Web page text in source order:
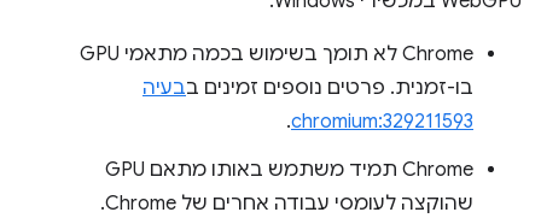
‫Chrome לא תומך בשימוש בכמה מתאמי GPU
בו-זמנית. פרטים נוספים זמינים בבעיה
chromium:329211593
.
‫Chrome תמיד משתמש באותו מתאם GPU
שהוקצה לעומסי עבודה אחרים של Chrome.